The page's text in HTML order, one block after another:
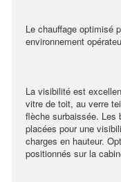
Le chauffage optimisé
environnement
La visibilité est
vitre de toit, au verre
flèche surbaissée. Les
placées pour une
charges en hauteur.
positionnés sur la